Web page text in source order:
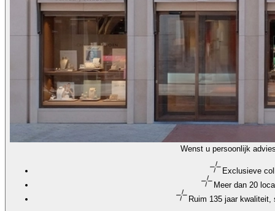
Wenst u persoonlijk
Exclusieve
Meer dan 20
Ruim 135 jaar